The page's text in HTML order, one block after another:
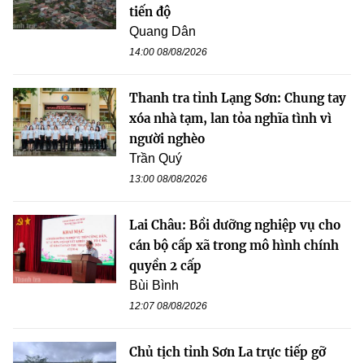
tiến độ
Quang Dân
14:00 08/08/2026
Thanh tra tỉnh Lạng Sơn: Chung tay
xóa nhà tạm, lan tỏa nghĩa tình vì
người nghèo
Trần Quý
13:00 08/08/2026
Lai Châu: Bồi dưỡng nghiệp vụ cho
cán bộ cấp xã trong mô hình chính
quyền 2 cấp
Bùi Bình
12:07 08/08/2026
Chủ tịch tỉnh Sơn La trực tiếp gỡ